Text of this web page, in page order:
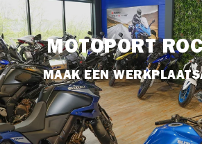
MOTOPORT
MAAK EEN